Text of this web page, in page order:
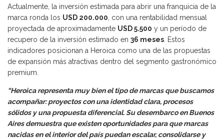
Actualmente, la inversión estimada para abrir una franquicia de la
marca ronda los USD 200.000 , con una rentabilidad mensual
proyectada de aproximadamente USD 5.500 y un período de
recupero de la inversión estimado en 36 meses . Estos
indicadores posicionan a Heroica como una de las propuestas
de expansión más atractivas dentro del segmento gastronómico
premium.
“Heroica representa muy bien el tipo de marcas que buscamos
acompañar: proyectos con una identidad clara, procesos
sólidos y una propuesta diferencial. Su desembarco en Buenos
Aires demuestra que existen oportunidades para que marcas
nacidas en el interior del país puedan escalar, consolidarse y